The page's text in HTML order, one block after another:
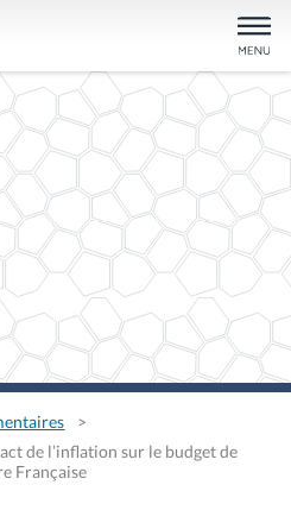
de l’inflation sur le budget de
Française